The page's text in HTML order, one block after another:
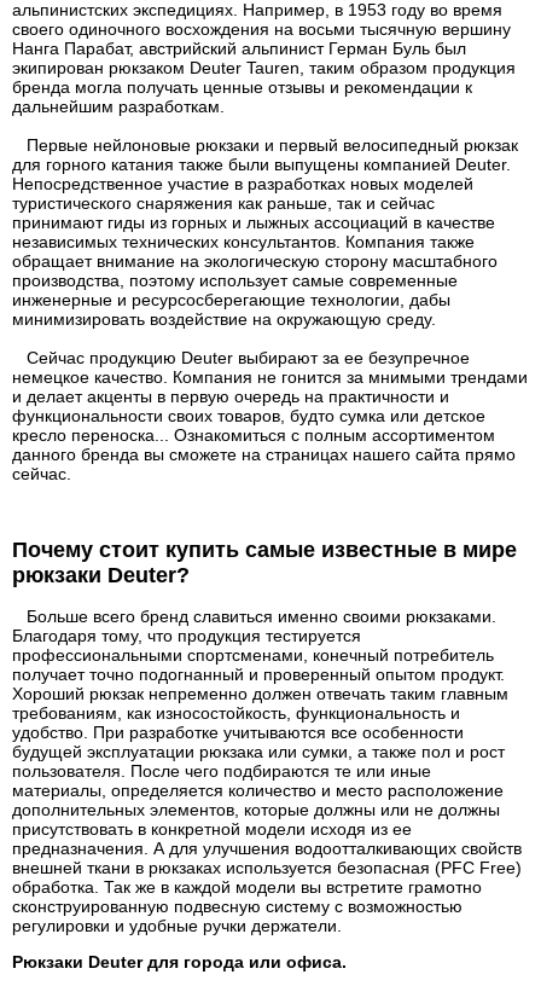
альпинистских экспедициях. Например, в 1953 году во время
своего одиночного восхождения на восьми тысячную вершину
Нанга Парабат, австрийский альпинист Герман Буль был
экипирован рюкзаком Deuter Tauren, таким образом продукция
бренда могла получать ценные отзывы и рекомендации к
дальнейшим разработкам.
Первые нейлоновые рюкзаки и первый велосипедный рюкзак
для горного катания также были выпущены компанией Deuter.
Непосредственное участие в разработках новых моделей
туристического снаряжения как раньше, так и сейчас
принимают гиды из горных и лыжных ассоциаций в качестве
независимых технических консультантов. Компания также
обращает внимание на экологическую сторону масштабного
производства, поэтому использует самые современные
инженерные и ресурсосберегающие технологии, дабы
минимизировать воздействие на окружающую среду.
Сейчас продукцию Deuter выбирают за ее безупречное
немецкое качество. Компания не гонится за мнимыми трендами
и делает акценты в первую очередь на практичности и
функциональности своих товаров, будто сумка или детское
кресло переноска... Ознакомиться с полным ассортиментом
данного бренда вы сможете на страницах нашего сайта прямо
сейчас.
Почему стоит купить самые известные в мире
рюкзаки Deuter?
Больше всего бренд славиться именно своими рюкзаками.
Благодаря тому, что продукция тестируется
профессиональными спортсменами, конечный потребитель
получает точно подогнанный и проверенный опытом продукт.
Хороший рюкзак непременно должен отвечать таким главным
требованиям, как износостойкость, функциональность и
удобство. При разработке учитываются все особенности
будущей эксплуатации рюкзака или сумки, а также пол и рост
пользователя. После чего подбираются те или иные
материалы, определяется количество и место расположение
дополнительных элементов, которые должны или не должны
присутствовать в конкретной модели исходя из ее
предназначения. А для улучшения водоотталкивающих свойств
внешней ткани в рюкзаках используется безопасная (PFC Free)
обработка. Так же в каждой модели вы встретите грамотно
сконструированную подвесную систему с возможностью
регулировки и удобные ручки держатели.
Рюкзаки Deuter для города или офиса.